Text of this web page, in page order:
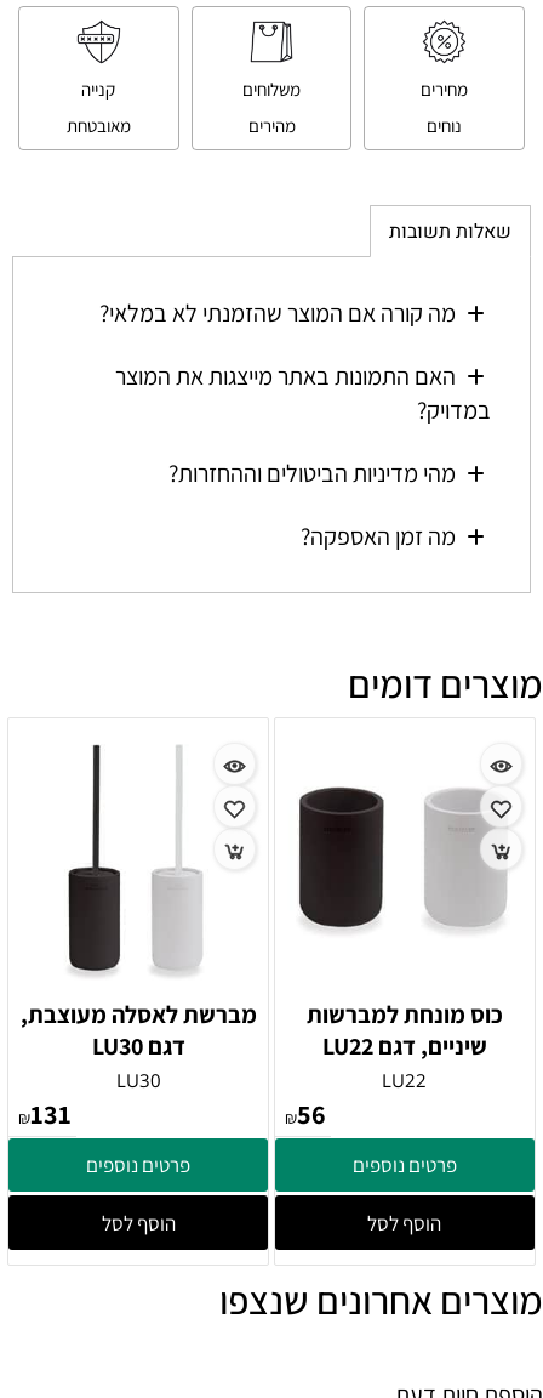
מחירים
נוחים
משלוחים
מהירים
קנייה
מאובטחת
שאלות תשובות
מה קורה אם המוצר שהזמנתי לא במלאי?
האם התמונות באתר מייצגות את המוצר
במדויק?
מהי מדיניות הביטולים וההחזרות?
מה זמן האספקה?
מוצרים דומים
כוס מונחת למברשות
שיניים, דגם LU22
LU22
₪56
פרטים נוספים
הוסף לסל
מברשת לאסלה מעוצבת,
דגם LU30
LU30
₪131
פרטים נוספים
הוסף לסל
מוצרים אחרונים שנצפו